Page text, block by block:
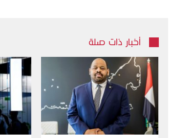
أخبار ذات صلة